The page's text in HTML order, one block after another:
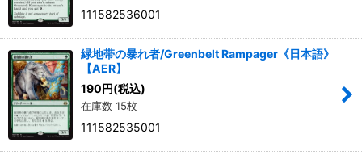
111582536001
緑地帯の暴れ者/Greenbelt Rampager《日本語》
【AER】
190円(税込)
在庫数 15枚
111582535001